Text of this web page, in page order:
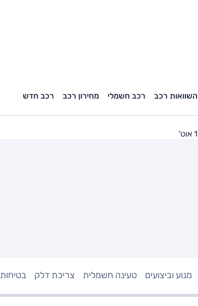
השוואות רכב רכב חשמלי מחירון רכב רכב חדש
מנוע וביצועים טעינה חשמלית צריכת דלק בטיחות